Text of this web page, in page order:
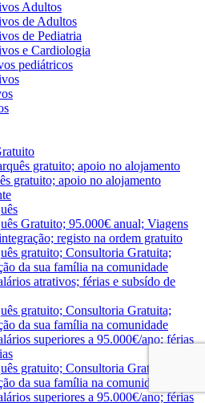
Adultos
de Adultos
de Pediatria
e Cardiologia
pediátricos
gratuito; apoio no alojamento
gratuito; apoio no alojamento
Gratuito; 95.000€ anual; Viagens
registo na ordem gratuito
gratuito; Consultoria Gratuita;
da sua família na comunidade
atrativos; férias e subsído de
gratuito; Consultoria Gratuita;
da sua família na comunidade
superiores a 95.000€/ano; férias
gratuito; Consultoria Gratuita;
da sua família na comunidade
superiores a 95.000€/ano; férias